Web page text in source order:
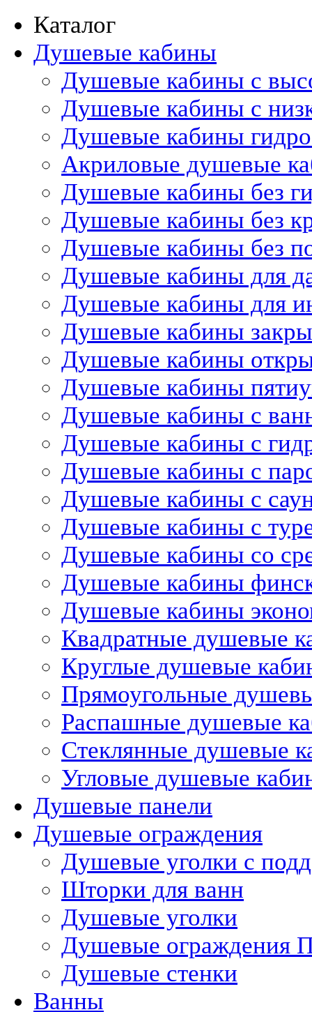
Каталог
Душевые кабины
Душевые кабины с
Душевые кабины с
Душевые кабины
Акриловые душевые
Душевые кабины без
Душевые кабины без
Душевые кабины без
Душевые кабины для
Душевые кабины для
Душевые кабины
Душевые кабины
Душевые кабины
Душевые кабины с
Душевые кабины с
Душевые кабины с
Душевые кабины с
Душевые кабины с
Душевые кабины со
Душевые кабины
Душевые кабины
Квадратные душевые
Круглые душевые
Прямоугольные
Распашные душевые
Стеклянные душевые
Угловые душевые
Душевые панели
Душевые ограждения
Душевые уголки с
Шторки для ванн
Душевые уголки
Душевые ограждения
Душевые стенки
Ванны